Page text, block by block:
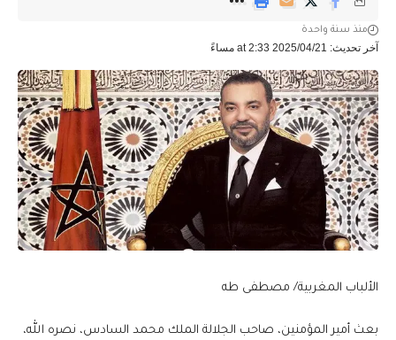
آخر تحديث: 2025/04/21 at 2:33 مساءً
منذ سنة واحدة
الألباب المغربية/ مصطفى طه
بعث أمير المؤمنين، صاحب الجلالة الملك محمد السادس، نصره الله،